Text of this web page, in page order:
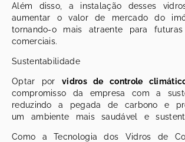
Além disso, a instalação desses
aumentar o valor de mercado do
tornando-o mais atraente para futuras
comerciais.
Sustentabilidade
Optar porvidros de controle
compromisso da empresa com a
reduzindo a pegada de carbono e
um ambiente mais saudável e
Como a Tecnologia dos Vidros de